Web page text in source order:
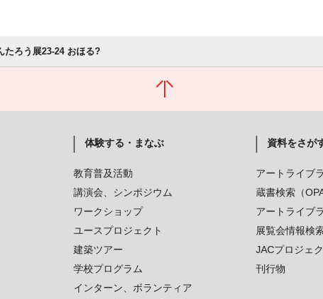
たろう展23-24 おほる?
体験する・まなぶ
教育普及活動
講演会、シンポジウム
ワークショップ
ユースプロジェクト
建築ツアー
学校プログラム
インターン、ボランティア
資料をさが
アートライブ
蔵書検索（
アートライブ
展覧会情報検
JACプロジェ
刊行物